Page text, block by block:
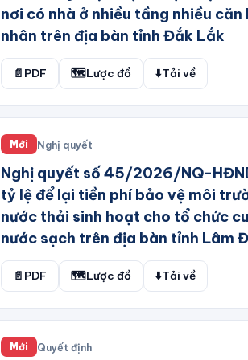
2023 Thành phố Hà Nội
Ban Chỉ đạo thực hiện Quyết
định 18/2020/QĐ-TTg
Ban Chỉ đạo thực hiện thỏa
lược quốc gia phòng
Ban Chỉ đạo tổng kết Nghị
quyết số 24-NQ/TW
Ban Chỉ đạo điều hành giá
Ban Cán sự đảng Bộ Giao
thông Vận tải
Ban Cơ yếu Chính phủ
thông Vận tải
nơi có nhà ở nhiều tầng nhiều căn
nhân trên địa bàn tỉnh Đắk Lắk
📄 PDF 🗺️Lược đồ ⬇️Tải về
Mới Nghị quyết
Nghị quyết số 45/2026/NQ-
tỷ lệ để lại tiền phí bảo vệ môi
nước thải sinh hoạt cho tổ chức
nước sạch trên địa bàn tỉnh Lâm
📄 PDF 🗺️Lược đồ ⬇️Tải về
Mới Quyết định